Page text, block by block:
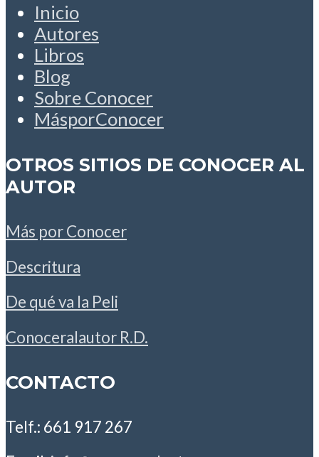
Inicio
Autores
Libros
Blog
Sobre Conocer
MásporConocer
OTROS SITIOS DE CONOCER AL
AUTOR
Más por Conocer
Descritura
De qué va la Peli
Conoceralautor R.D.
CONTACTO
Telf.: 661 917 267